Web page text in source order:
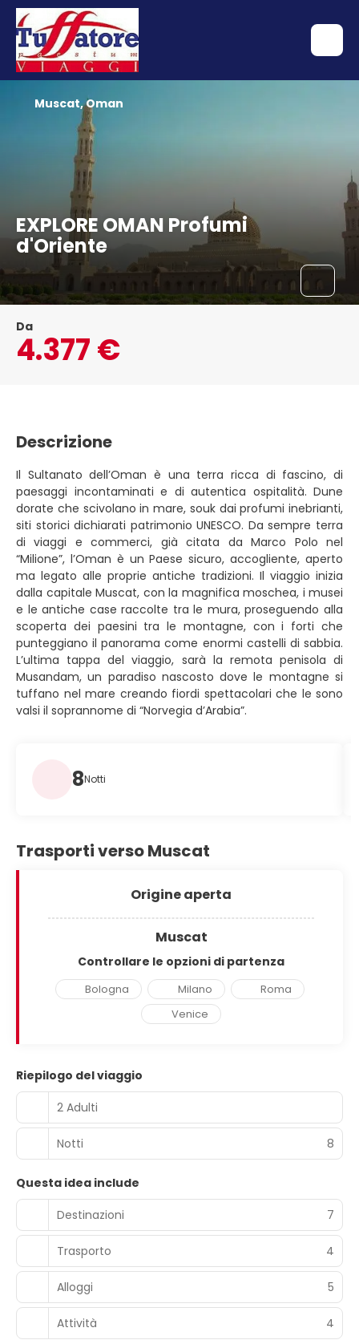
EXPLORE OMAN Profumi
d'Oriente
Muscat, Oman
Da
4.377 €
Descrizione
Il Sultanato dell’Oman è una terra ricca di fascino, di
paesaggi incontaminati e di autentica ospitalità. Dune
dorate che scivolano in mare, souk dai profumi inebrianti,
siti storici dichiarati patrimonio UNESCO. Da sempre terra
di viaggi e commerci, già citata da Marco Polo nel
“Milione”, l’Oman è un Paese sicuro, accogliente, aperto
ma legato alle proprie antiche tradizioni. Il viaggio inizia
dalla capitale Muscat, con la magnifica moschea, i musei
e le antiche case raccolte tra le mura, proseguendo alla
scoperta dei paesini tra le montagne, con i forti che
punteggiano il panorama come enormi castelli di sabbia.
L’ultima tappa del viaggio, sarà la remota penisola di
Musandam, un paradiso nascosto dove le montagne si
tuffano nel mare creando fiordi spettacolari che le sono
valsi il soprannome di “Norvegia d’Arabia”.
8Notti
Trasporti verso Muscat
Origine aperta
Muscat
Controllare le opzioni di partenza
Bologna Milano
Roma
Venice
Riepilogo del viaggio
2 Adulti
Notti 8
Questa idea include
Destinazioni
7
Trasporto 4
Alloggi 5
Attività 4